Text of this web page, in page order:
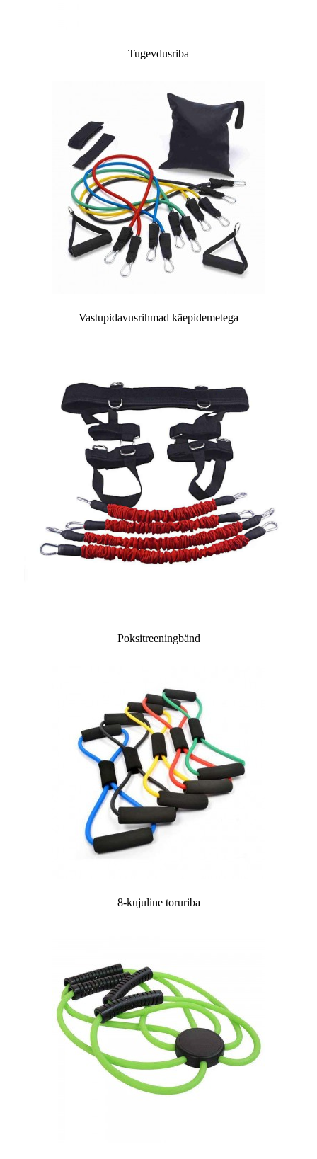
Tugevdusriba
Vastupidavusrihmad käepidemetega
Poksitreeningbänd
8-kujuline toruriba